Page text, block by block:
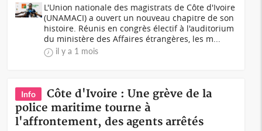
L'Union nationale des magistrats de Côte d'Ivoire
(UNAMACI) a ouvert un nouveau chapitre de son
histoire. Réunis en congrès électif à l'auditorium
du ministère des Affaires étrangères, les m...
il y a 1 mois
Info
Côte d'Ivoire : Une grève de la
police maritime tourne à
l'affrontement, des agents arrêtés